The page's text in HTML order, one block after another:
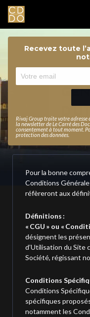
Recevez toute
Rivaj Group traite votre
la newsletter deLe Carré des
consentement à tout moment.
protection des données
Pour la bonne
Conditions
réfèreront aux
Définitions :
« CGU » ou «
désignent les
d’Utilisation du Site
Société, régissant
Conditions
Conditions
spécifiques
notamment les